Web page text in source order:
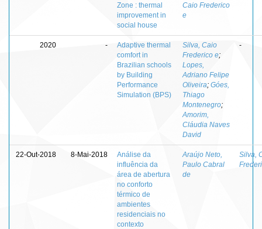
Zone : thermal
improvement in
social house
Caio Frederico
e
2020 -
Adaptive thermal
comfort in
Brazilian schools
by Building
Performance
Simulation (BPS)
Silva, Caio
Frederico e;
Lopes,
Adriano Felipe
Oliveira; Góes,
Thiago
Montenegro;
Amorim,
Cláudia Naves
David
-
22-Out-2018 8-Mai-2018
Análise da
influência da
área de abertura
no conforto
térmico de
ambientes
residenciais no
contexto
Araújo Neto,
Paulo Cabral
de
Silva,